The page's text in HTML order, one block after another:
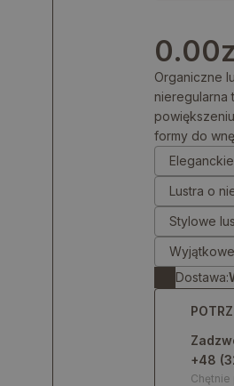
0.00
Organiczne
nieregularna
formy do
Lustra o
Stylowe
Dostawa:
+48